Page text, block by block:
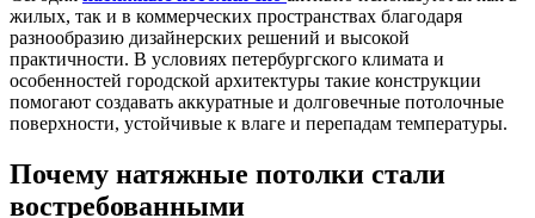
жилых, так и в коммерческих пространствах благодаря
разнообразию дизайнерских решений и высокой
практичности. В условиях петербургского климата и
особенностей городской архитектуры такие конструкции
помогают создавать аккуратные и долговечные потолочные
поверхности, устойчивые к влаге и перепадам температуры.
Почему натяжные потолки стали
востребованными